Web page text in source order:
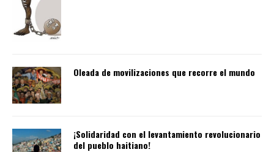
Oleada de movilizaciones que recorre el mundo
¡Solidaridad con el levantamiento revolucionario
del pueblo haitiano!